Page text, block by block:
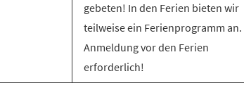
gebeten! In den Ferien bieten wir
teilweise ein Ferienprogramm an.
Anmeldung vor den Ferien
erforderlich!